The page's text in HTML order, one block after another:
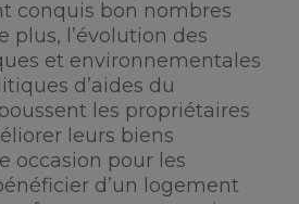
conquis bon nombres
plus, l’évolution des
et environnementales
d’aides du
les propriétaires
leurs biens
occasion pour les
d’un logement